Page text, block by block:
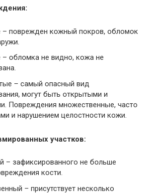
– поврежден кожный покров, обломок
обломка не видно, кожа не
– самый опасный вид
могут быть открытыми и
Повреждения множественные, часто
и нарушением целостности кожи.
участков:
– зафиксированного не больше
кости.
– присутствует несколько